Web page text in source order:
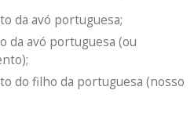
da avó portuguesa;
da avó portuguesa (ou
do filho da portuguesa (nosso